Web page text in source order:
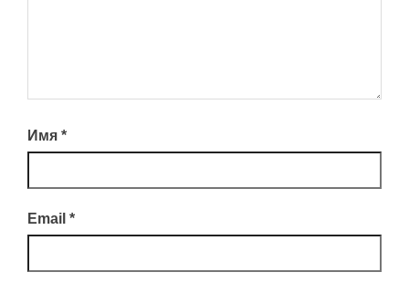
Имя *
Email *